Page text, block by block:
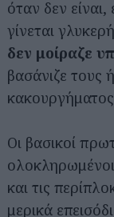
όταν δεν
γίνεται
δεν μοίραζε
βασάνιζε τους
Οι βασικοί
ολοκληρωμένοι
και τις
μερικά